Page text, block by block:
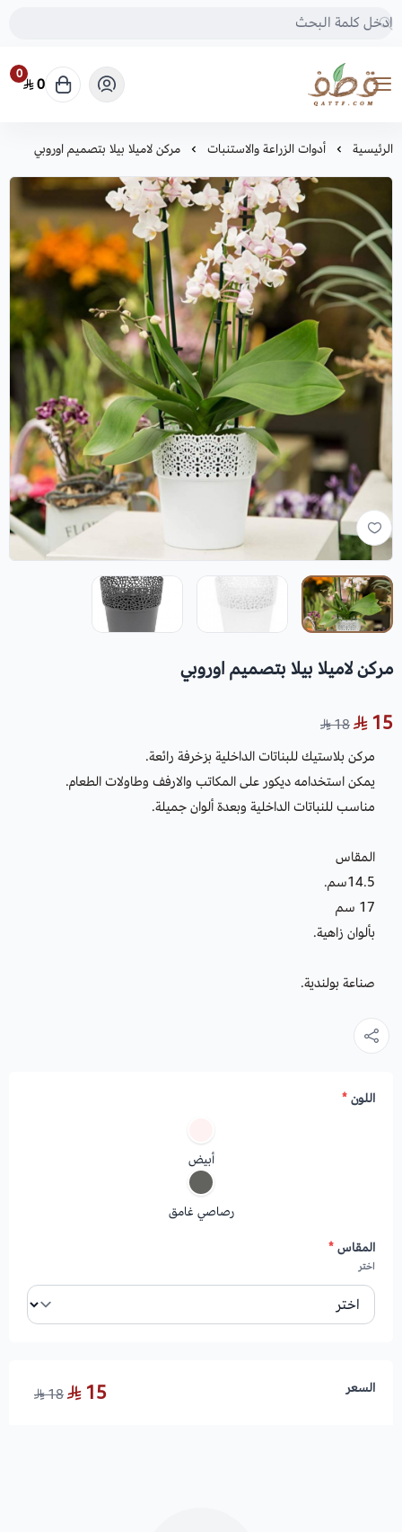
متجر قطف للبذور
0
0
الرئيسية أدوات الزراعة والاستنبات مركن لاميلا بيلا بتصميم اوروبي
مركن لاميلا بيلا بتصميم اوروبي
15
18
مركن بلاستيك للبناتات الداخلية بزخرفة رائعة.
يمكن استخدامه ديكور على المكاتب والارفف وطاولات الطعام.
مناسب للنباتات الداخلية وبعدة ألوان جميلة.
المقاس
14.5سم.
17 سم
بألوان زاهية.
صناعة بولندية.
اللون*
أبيض
رصاصي غامق
المقاس*
اختر
السعر 15
18